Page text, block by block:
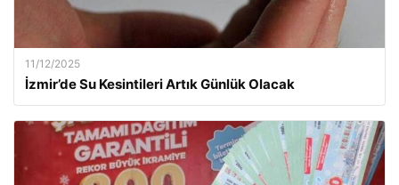
11/12/2025
İzmir’de Su Kesintileri Artık Günlük Olacak